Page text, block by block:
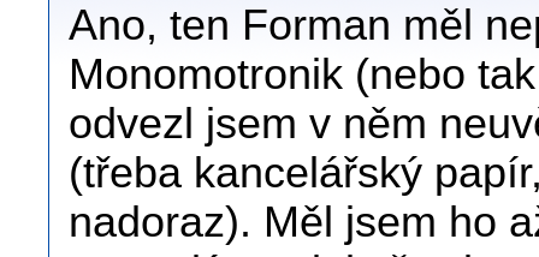
Ano, ten Forman měl
Monomotronik (nebo
odvezl jsem v něm
(třeba kancelářský
nadoraz). Měl jsem ho